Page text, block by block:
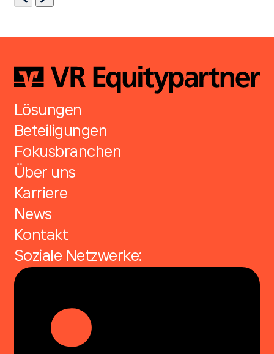
Lösungen
Beteiligungen
Fokusbranchen
Über uns
Karriere
News
Kontakt
Soziale Netzwerke: